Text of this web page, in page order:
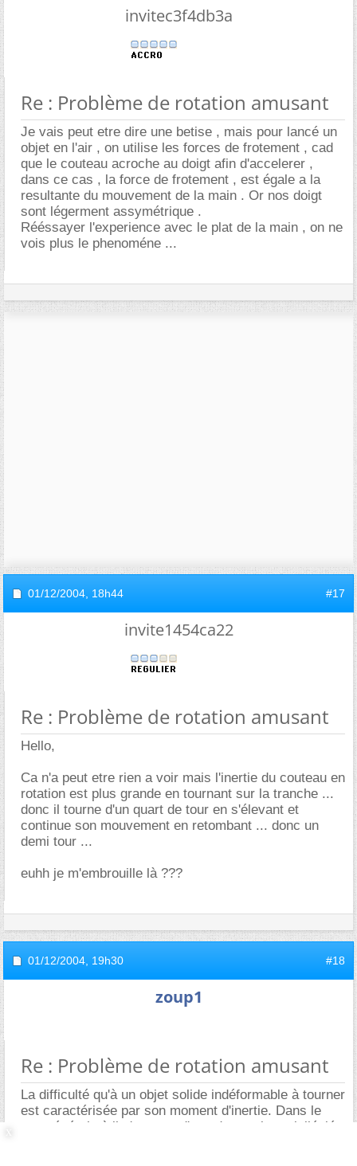
invitec3f4db3a
Re : Problème de rotation amusant
Je vais peut etre dire une betise , mais pour lancé un
objet en l'air , on utilise les forces de frotement , cad
que le couteau acroche au doigt afin d'accelerer ,
dans ce cas , la force de frotement , est égale a la
resultante du mouvement de la main . Or nos doigt
sont légerment assymétrique .
Rééssayer l'experience avec le plat de la main , on ne
vois plus le phenoméne ...
01/12/2004, 18h44 #17
invite1454ca22
Re : Problème de rotation amusant
Hello,
Ca n'a peut etre rien a voir mais l'inertie du couteau en
rotation est plus grande en tournant sur la tranche ...
donc il tourne d'un quart de tour en s'élevant et
continue son mouvement en retombant ... donc un
demi tour ...
euhh je m'embrouille là ???
01/12/2004, 19h30 #18
zoup1
Re : Problème de rotation amusant
La difficulté qu'à un objet solide indéformable à tourner
est caractérisée par son moment d'inertie. Dans le
cas général où il n'y a pas d'axe de rotation privilégié,